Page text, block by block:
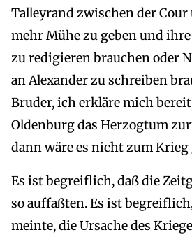
Talleyrand zwischen der
mehr Mühe zu geben und
zu redigieren brauchen oder
an Alexander zu schreiben
Bruder, ich erkläre mich
Oldenburg das Herzogtum
dann wäre es nicht zum Krieg
Es ist begreiflich, daß die
so auffaßten. Es ist
meinte, die Ursache des